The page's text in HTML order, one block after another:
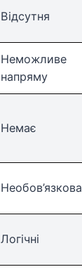
Відсутня
Неможливе
напряму
Немає
Необов’язкова
Логічні